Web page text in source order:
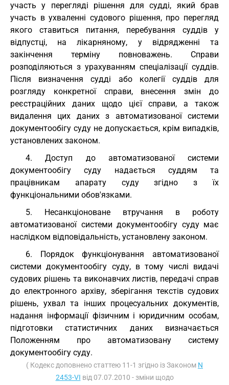
участь у перегляді рішення для судді, який брав
участь в ухваленні судового рішення, про перегляд
якого ставиться питання, перебування суддів у
відпустці, на лікарняному, у відрядженні та
закінчення терміну повноважень. Справи
розподіляються з урахуванням спеціалізації суддів.
Після визначення судді або колегії суддів для
розгляду конкретної справи, внесення змін до
реєстраційних даних щодо цієї справи, а також
видалення цих даних з автоматизованої системи
документообігу суду не допускається, крім випадків,
установлених законом.
4. Доступ до автоматизованої системи
документообігу суду надається суддям та
працівникам апарату суду згідно з їх
функціональними обов'язками.
5. Несанкціоноване втручання в роботу
автоматизованої системи документообігу суду має
наслідком відповідальність, установлену законом.
6. Порядок функціонування автоматизованої
системи документообігу суду, в тому числі видачі
судових рішень та виконавчих листів, передачі справ
до електронного архіву, зберігання текстів судових
рішень, ухвал та інших процесуальних документів,
надання інформації фізичним і юридичним особам,
підготовки статистичних даних визначається
Положенням про автоматизовану систему
документообігу суду.
( Кодекс доповнено статтею 11-1 згідно із Законом N
2453-VI від 07.07.2010 - зміни щодо